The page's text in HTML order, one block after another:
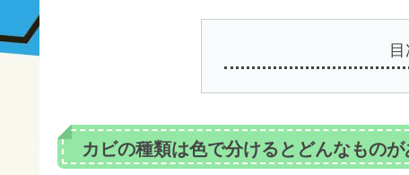
目
カビの種類は色で分けるとどんなものが